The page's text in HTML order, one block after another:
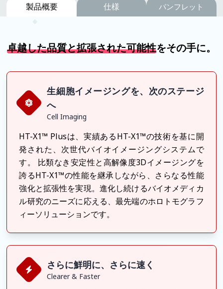
製品概要 仕様 パンフレット
卓越した品質と拡張された可能性をその手に。
生細胞イメージングを、次のステージ
へ
Cell Imaging
HT-X1™ Plusは、実績あるHT-X1™の技術を基に開
発された、次世代バイオイメージングシステムで
す。
比類なき安定性と高解像度3Dイメージングを
誇るHT-X1™の性能を継承しながら、さらなる性能
強化と拡張性を実現。進化し続けるバイオメディカ
ル研究のニーズに応える、最先端のホロトモグラフ
ィーソリューションです。
さらに鮮明に、さらに速く
Clearer & Faster